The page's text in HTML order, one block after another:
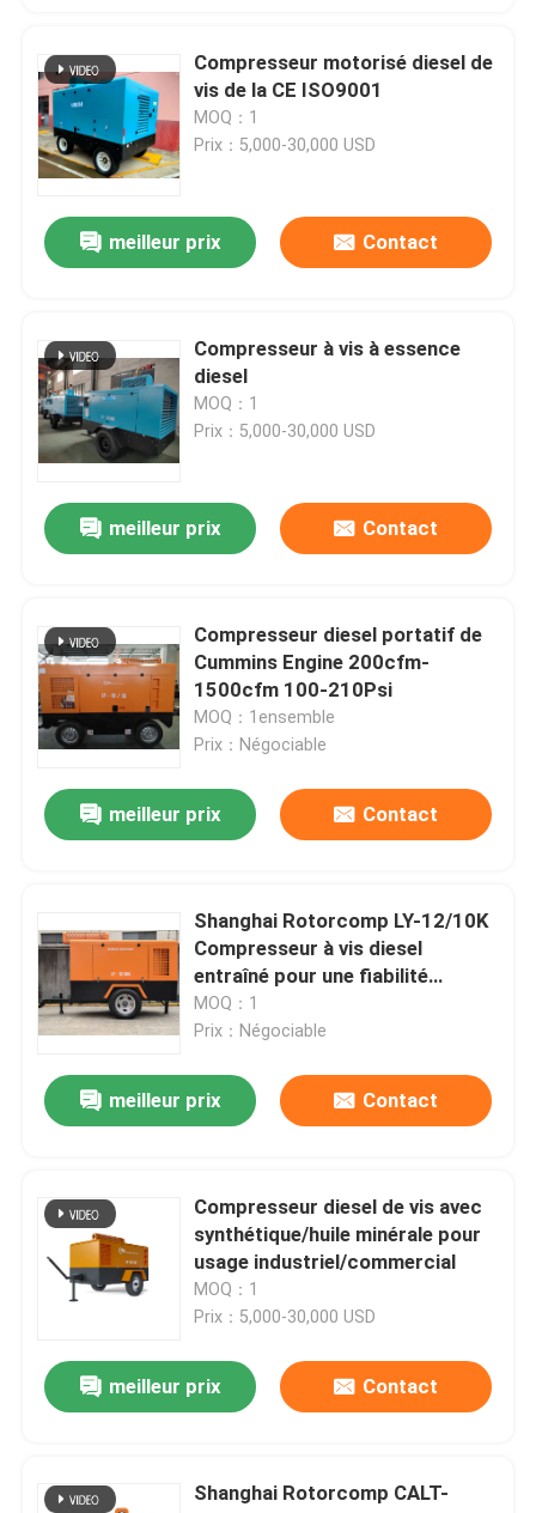
Produits
Vidéos
Au sujet de nous
Contrôle de qualité
Contactez-nous
Nouvelles
Demandez une citation
compresseur d'air de vis
Compresseur de vis de VSD
Compresseur exempt d'huile de vis
Compresseur exempt d'huile de l'oxygène
EXTRÉMITÉ D'AIR DE VIS
Compresseur motorisé diesel de
vis de la CE ISO9001
MOQ：1
Prix：5,000-30,000 USD
meilleur prix Contact
Compresseur à vis à essence
diesel
MOQ：1
Prix：5,000-30,000 USD
meilleur prix Contact
Compresseur diesel portatif de
Cummins Engine 200cfm-
1500cfm 100-210Psi
MOQ：1ensemble
Prix：Négociable
meilleur prix Contact
Shanghai Rotorcomp LY-12/10K
Compresseur à vis diesel
entraîné pour une fiabilité
industrielle
MOQ：1
Prix：Négociable
meilleur prix Contact
Compresseur diesel de vis avec
synthétique/huile minérale pour
usage industriel/commercial
MOQ：1
Prix：5,000-30,000 USD
meilleur prix Contact
Shanghai Rotorcomp CALT-